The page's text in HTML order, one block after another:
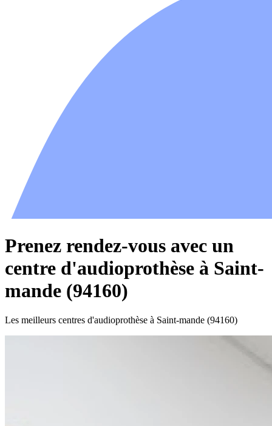
Prenez rendez-vous avec un
centre d'audioprothèse à Saint-
mande (94160)
Les meilleurs centres d'audioprothèse à Saint-mande (94160)